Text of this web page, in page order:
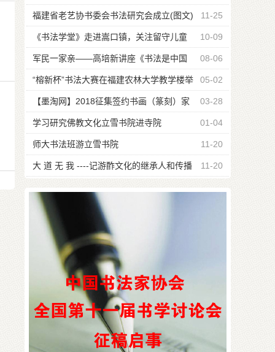
动 11-25
福建省老艺协书委会书法研究会成立(图文)
10-09
《书法学堂》走进嵩口镇，关注留守儿童
08-06
军民一家亲——高培新讲座《书法是中国
瑰宝》 05-02
“榕新杯”书法大赛在福建农林大学教学楼举
行 03-28
【墨淘网】2018征集签约书画（篆刻）家
公告 01-04
学习研究佛教文化立雪书院进寺院
11-20
师大书法班游立雪书院
11-20
大 道 无 我 ----记游酢文化的继承人和传播